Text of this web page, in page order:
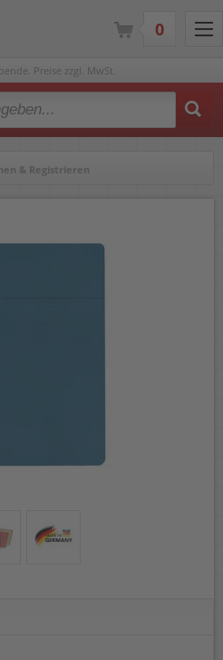
Preise zzgl. MwSt.
& Registrieren
0